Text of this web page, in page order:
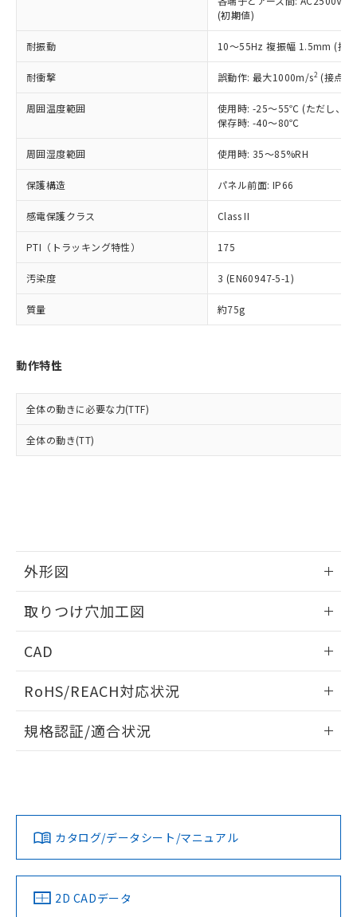
(初期値)
耐振動 10～55Hz 複振幅 1.5mm (接
耐衝撃 誤動作: 最大1000m/s2 (接点
周囲温度範囲
使用時: -25～55℃ (ただし、氷
保存時: -40～80℃
周囲湿度範囲 使用時: 35～85%RH
保護構造 パネル前面: IP66
感電保護クラス Class II
PTI（トラッキング特性） 175
汚染度 3 (EN60947-5-1)
質量 約75g
動作特性
全体の動きに必要な力(TTF)
全体の動き(TT)
外形図
取りつけ穴加工図
CAD
ドすることができます。
ログイン/会員登録
ダウンロードデータをご利用いただく前に、以下を必ずお読
みください。
ソフトウェアの使用条件
RoHS/REACH対応状況
EU RoHS 注意事項・凡例
対応済み
中国 RoHS 注意事項・凡例
規格認証/適合状況
カタログ/データシート/マニュアル
2D CADデータ
在庫状況および標準価格照会結果は、
記載している更新日時点での社内デー
タに基づき作成されるものであり、閲
覧された時点での実際の在庫および標
準価格とは異なる場合があることをご
正式な納期状況および標準価格はお客
様のお取引先、またはお客様担当のオ
ムロン制御機器販売店・当社販売員に
オムロン制御機器販売店や当社販売拠
販売ネットワーク
」をご確認
在庫状況および標準価格結果を当社の
事前の承諾なく第三者に漏洩または開
示しないようお願いします。
マイパーツ機能（部品リスト作成サー
ビス）をご利用いただくには、I-Web
メンバーズにご登録されている必要が
あります。
品・サービスに関するお客様との取
引・商談に必要な範囲で利用すること
※当社の共同利用者とは、
の共同利用に関して"
の「1.共同利
鉛(Pb) 1000ppm以下、 水銀(Hg) 1000ppm以下、 カド
類(PBB) 1000ppm以下、ポリ臭化ジフェニルエーテル類
(PBDE) 1000ppm以下、フタル酸ビス(2-エチルヘキシ
ル) (DEHP)(別名：DOP) 1000ppm以下、フタル酸ブチ
ルベンジル（BBP） 1000ppm以下、フタル酸ジブチル
（DBP） 1000ppm以下、フタル酸ジイソブチル
但し、RoHS指令で産業用監視および制御機器に対する
図的な使用がないことを確認しています。
部品在庫の切り替え状況などにより、予定
月が前後することがあります。
とができます。
EU RoHS指令（10物質）の非含有証明書
51物質の非含有証明書（当社基準）
荷製品に未対応品が混在することから備考
欄に対応日を記載しておりました。
既に当社にて対応品への在庫切替を完了
していることから、特段のことがない限
り、2022年1月12日より割愛しておりま
*中国RoHS10物質の基準値 (GB/T26572)：
Pb(鉛) :1000ppm、 Hg(水銀) : 1000ppm、 Cd(カドミウ
Cr(Ⅵ)(六価クロム) : 1000ppm、 PBBs(ポリ臭化ビフェ
ニル類) : 1000ppm、 PBDEs(ポリ臭化ジフェニルエーテ
ル類) : 1000ppm、
DBP(フタル酸ジブチル) : 1000ppm、 DIBP(フタル酸ジ
イソブチル) : 1000ppm、 BBP(フタル酸ブチルベンジ
DEHP(フタル酸ビス(2-エチルヘキシル)) : 1000ppm
「ｅ」：有害物質（10物質）のすべてが基
準値以下であることを示します。
「10」：通常の使用状況下において有害物
質が外部に漏えいし、環境に深刻な影響を
及ぼさない年数を意味します。
「－」：未確認です。当社販売部門へお問
（以下｢規制貨物等」という）を輸出
または国外への提供する場合は、日本
国政府の輸出許可(または役務取引許
可)を取得するなどの必要な手続きを
当社は規制貨物を破棄する場合は、完
全に破砕するなど、違法に輸出されな
いよう必要な手段を講じます。
当社は貴社製品を、核兵器、ミサイ
ル、化学兵器、生物兵器またはその他
武器並びにこれらの製造装置等に一切
当社は、貴社製品を第三者に販売する
場合は、上記1、2および3の内容を当
該第三者に通知します。また当社は、
販売先および販売に係わる関係者が違
法に輸出するおそれがある場合は、取
り引きをいたしません。
合意する
一定数以上の在庫あり
一定数には満たないが在庫あり
在庫なし(最新の在庫状況につ
いては、お客様のお取引先、ま
たはお客様担当のオムロン制御
機器販売店・当社販売員にご確
認ください)
受注生産機種、また在庫状況の
情報を公開していない機種